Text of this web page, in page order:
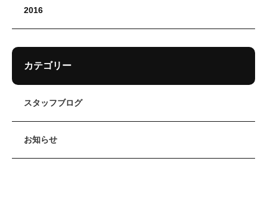
2016
カテゴリー
スタッフブログ
お知らせ